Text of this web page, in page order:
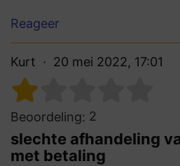
Reageer
Kurt 20 mei 2022, 17:01
Beoordeling: 2
slechte afhandeling
met betaling